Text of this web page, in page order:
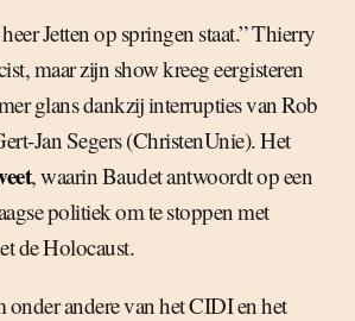
Jetten op springen staat.” Thierry
maar zijn show kreeg eergisteren
glans dankzij interrupties van Rob
Jan Segers (ChristenUnie). Het
, waarin Baudet antwoordt op een
politiek om te stoppen met
de Holocaust.
andere van het CIDI en het